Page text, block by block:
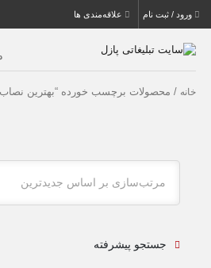
ورود / ثبت نام علاقه‌مندی ها
خانه / محصولات برچسب خورده “بهترین نصاب
مرتب‌سازی بر اساس جدیدترین
جستجو پیشرفته